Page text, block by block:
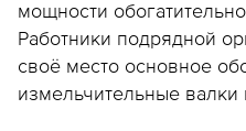
мощности
Работники подрядной
своё место основное
измельчительные